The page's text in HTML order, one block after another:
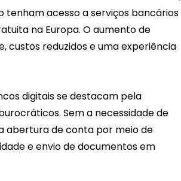
acesso a serviços bancários
na Europa. O aumento de
custos reduzidos e uma experiência
digitais se destacam pela
Sem a necessidade de
abertura de conta por meio de
e envio de documentos em